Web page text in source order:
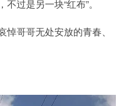
过是另一块“红布”。
哥哥无处安放的青春、